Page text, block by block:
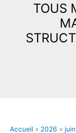
TOUS
Accueil 2026 juin